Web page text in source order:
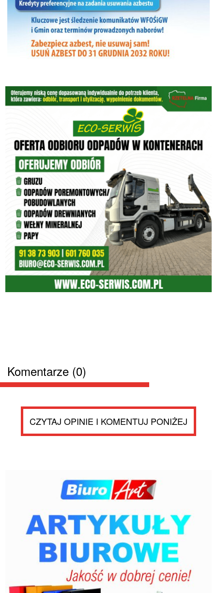
Komentarze (0)
CZYTAJ OPINIE I KOMENTUJ PONIŻEJ